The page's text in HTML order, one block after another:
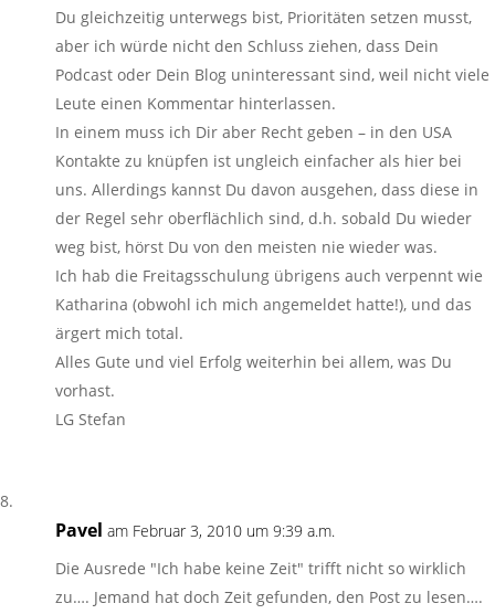
Du gleichzeitig unterwegs bist, Prioritäten setzen musst,
aber ich würde nicht den Schluss ziehen, dass Dein
Podcast oder Dein Blog uninteressant sind, weil nicht viele
Leute einen Kommentar hinterlassen.
In einem muss ich Dir aber Recht geben – in den USA
Kontakte zu knüpfen ist ungleich einfacher als hier bei
uns. Allerdings kannst Du davon ausgehen, dass diese in
der Regel sehr oberflächlich sind, d.h. sobald Du wieder
weg bist, hörst Du von den meisten nie wieder was.
Ich hab die Freitagsschulung übrigens auch verpennt wie
Katharina (obwohl ich mich angemeldet hatte!), und das
ärgert mich total.
Alles Gute und viel Erfolg weiterhin bei allem, was Du
vorhast.
LG Stefan
Pavel am Februar 3, 2010 um 9:39 a.m.
Die Ausrede "Ich habe keine Zeit" trifft nicht so wirklich
zu…. Jemand hat doch Zeit gefunden, den Post zu lesen….